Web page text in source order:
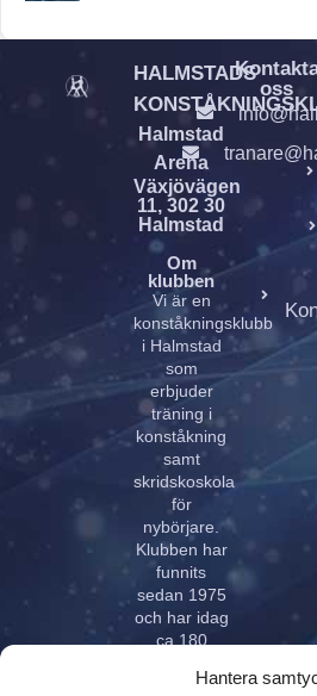
Hantera
HALMSTADS
Halmstad
Arena
Växjövägen
11, 302 30
Halmstad
Om
klubben
Vi är en
konståkningsklubb
i Halmstad
som
erbjuder
träning i
konståkning
samt
skridskoskola
för
nybörjare.
Klubben har
funnits
sedan 1975
och har idag
ca 180
i alla åldrar.
oss